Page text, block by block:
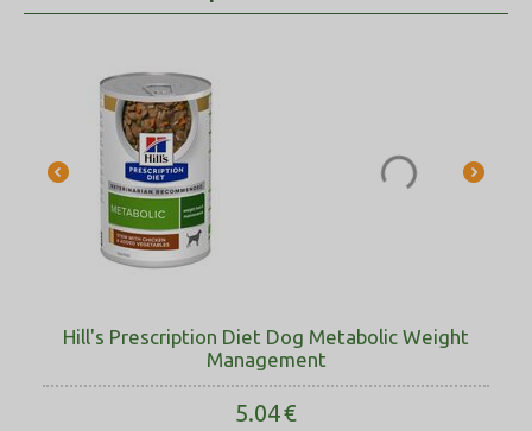
Hill's Prescription Diet Dog Metabolic Weight
Management
5.04€